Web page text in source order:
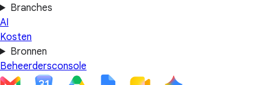
Branches
AI
Kosten
Bronnen
Beheerdersconsole